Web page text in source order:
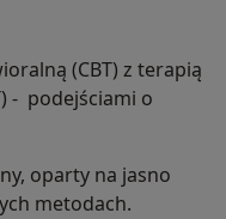
(CBT) z terapią
- podejściami o
oparty na jasno
metodach.